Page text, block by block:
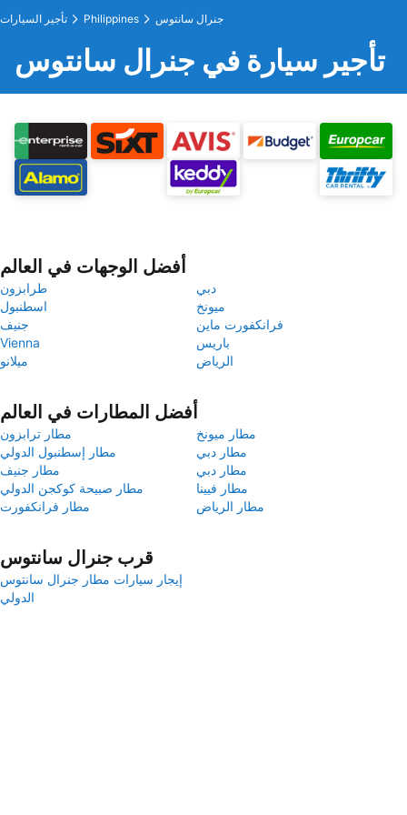
تأجير السيارات Philippines جنرال سانتوس
تأجير سيارة في جنرال سانتوس
أفضل الوجهات في العالم
طرابزون
دبي
اسطنبول
ميونخ
جنيف
فرانكفورت ماين
Vienna
باريس
ميلانو
الرياض
أفضل المطارات في العالم
مطار ترابزون
مطار ميونخ
مطار إسطنبول الدولي
مطار دبي
مطار جنيف
مطار دبي
مطار صبيحة كوكجن الدولي
مطار فيينا
مطار فرانكفورت
مطار الرياض
قرب جنرال سانتوس
إيجار سيارات مطار جنرال سانتوس
الدولي